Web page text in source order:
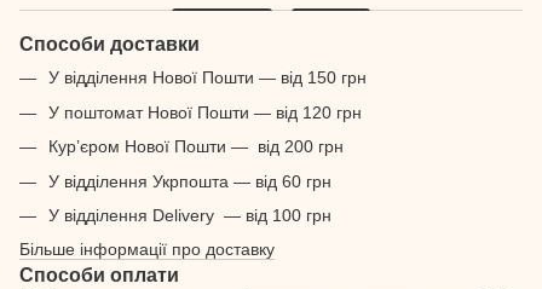
Способи доставки
У відділення Нової Пошти — від 150 грн
У поштомат Нової Пошти — від 120 грн
Кур’єром Нової Пошти — від 200 грн
У відділення Укрпошта — від 60 грн
У відділення Delivery — від 100 грн
Більше інформації про доставку
Способи оплати